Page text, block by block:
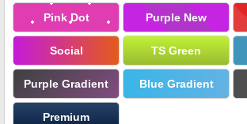
Pink Dot Purple New
Social TS Green
Purple Gradient Blue Gradient
Premium